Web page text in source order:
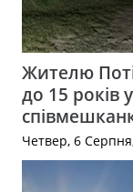
Жителю
до 15 років
Четвер, 6